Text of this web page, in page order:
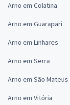
Arno em Colatina
Arno em Guarapari
Arno em Linhares
Arno em Serra
Arno em São Mateus
Arno em Vitória